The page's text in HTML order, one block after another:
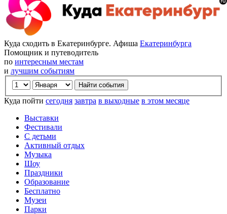
Куда сходить в Екатеринбурге. Афиша Екатеринбурга
Помощник и путеводитель
по интересным местам
и лучшим событиям
Куда пойти сегодня завтра в выходные в этом месяце
Выставки
Фестивали
С детьми
Активный отдых
Музыка
Шоу
Праздники
Образование
Бесплатно
Музеи
Парки